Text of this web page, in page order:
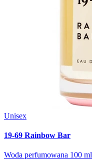
Unisex
19-69 Rainbow Bar
Woda perfumowana 100 ml